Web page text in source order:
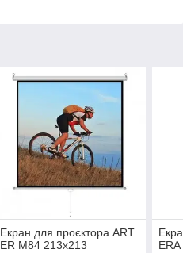
Екран для проєктора ART
ER M84 213x213